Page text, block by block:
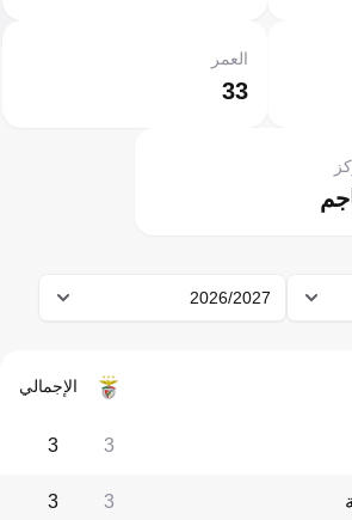
33
العمر
2026/2027
الإجمالي
3
3
3
3